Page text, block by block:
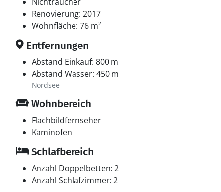
Renovierung: 2017
Wohnfläche: 76 m²
Entfernungen
Abstand Einkauf: 800 m
Abstand Wasser: 450 m
Nordsee
Wohnbereich
Flachbildfernseher
Kaminofen
Schlafbereich
Anzahl Doppelbetten: 2
Anzahl Schlafzimmer: 2